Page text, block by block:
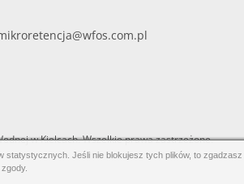
w Kielcach. Wszelkie prawa zastrzeżone.
Jeśli nie blokujesz tych plików, to